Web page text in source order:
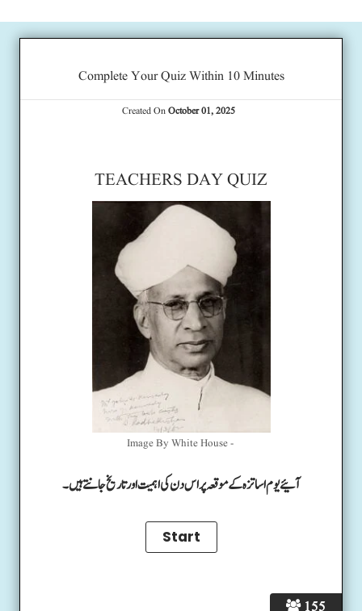
155
Complete Your Quiz Within 10 Minutes
Created OnOctober 01, 2025
TEACHERS DAY QUIZ
Image By White House -
آئیے یوم اساتزہ کے موقعہ پر اس دن کی اہمیت اور تاریخ جانتے ہیں۔